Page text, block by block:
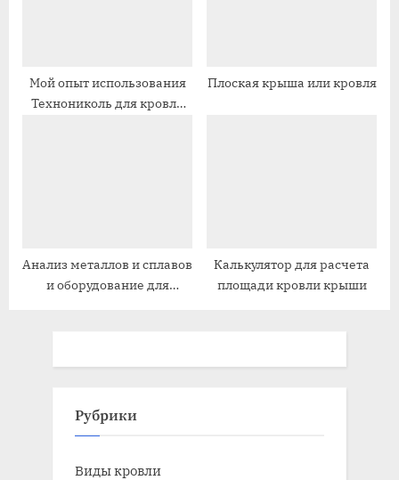
Мой опыт использования
Технониколь для кровли
Плоская крыша или кровля
Анализ металлов и сплавов
и оборудование для
Калькулятор для расчета
площади кровли крыши
Рубрики
Виды кровли